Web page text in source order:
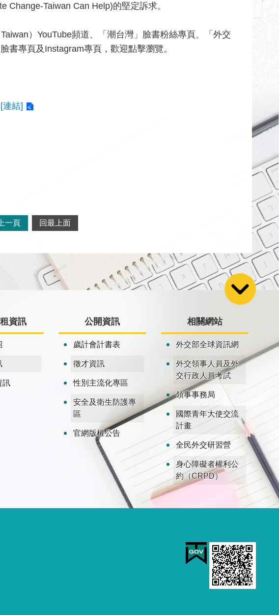
Change-Taiwan Can Help)的堅定訴求。
）YouTube頻道、「潮台灣」臉書粉絲專頁、「外交
書專頁及Instagram專頁，歡迎點擊瀏覽。
[連結]
一頁 回最上面
資訊
訊
公開資訊
歲計會計書表
徵才資訊
性別主流化專區
安全及衛生防護專
區
官網版權公告
相關網站
外交部全球資訊網
外交領事人員及外
交行政人員考試
領事事務局
國際青年大使交流
計畫
全民外交研習營
身心障礙者權利公
約（CRPD）